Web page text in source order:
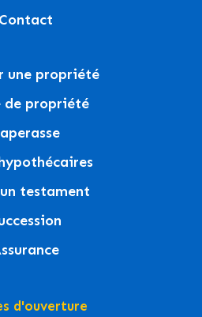
Contact
une propriété
de propriété
testament
d'ouverture